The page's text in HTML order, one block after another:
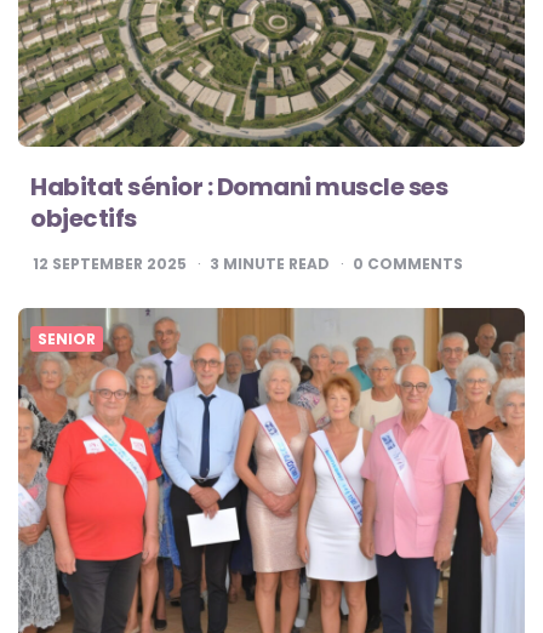
Habitat sénior : Domani muscle ses
objectifs
12 SEPTEMBER 2025 3 MINUTE READ 0 COMMENTS
SENIOR